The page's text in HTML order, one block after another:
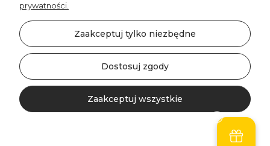
©2026 Wszelkie Prawa Zastrzeżone | DECORDRUK
Szablon Minimalist by Ecommercy
prywatności.
Zaakceptuj tylko niezbędne
Dostosuj zgody
Zaakceptuj wszystkie